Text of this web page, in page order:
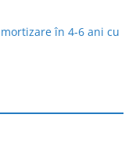
în 4-6 ani cu